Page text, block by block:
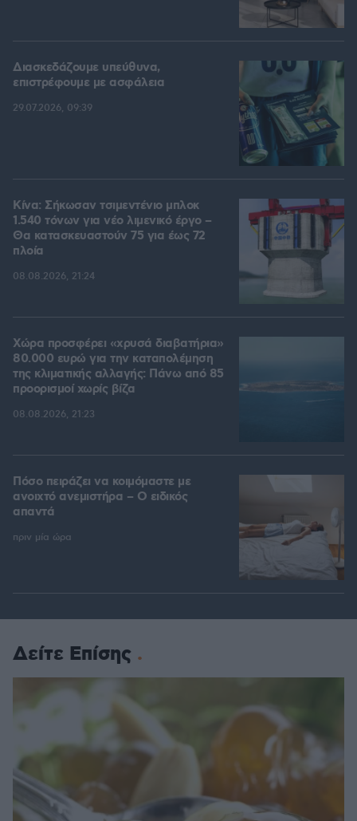
Διασκεδάζουμε υπεύθυνα,
επιστρέφουμε με ασφάλεια
29.07.2026, 09:39
Κίνα: Σήκωσαν τσιμεντένιο μπλοκ
1.540 τόνων για νέο λιμενικό έργο –
Θα κατασκευαστούν 75 για έως 72
πλοία
08.08.2026, 21:24
Χώρα προσφέρει «χρυσά διαβατήρια»
80.000 ευρώ για την καταπολέμηση
της κλιματικής αλλαγής: Πάνω από 85
προορισμοί χωρίς βίζα
08.08.2026, 21:23
Πόσο πειράζει να κοιμόμαστε με
ανοιχτό ανεμιστήρα – Ο ειδικός
απαντά
πριν μία ώρα
Δείτε Επίσης